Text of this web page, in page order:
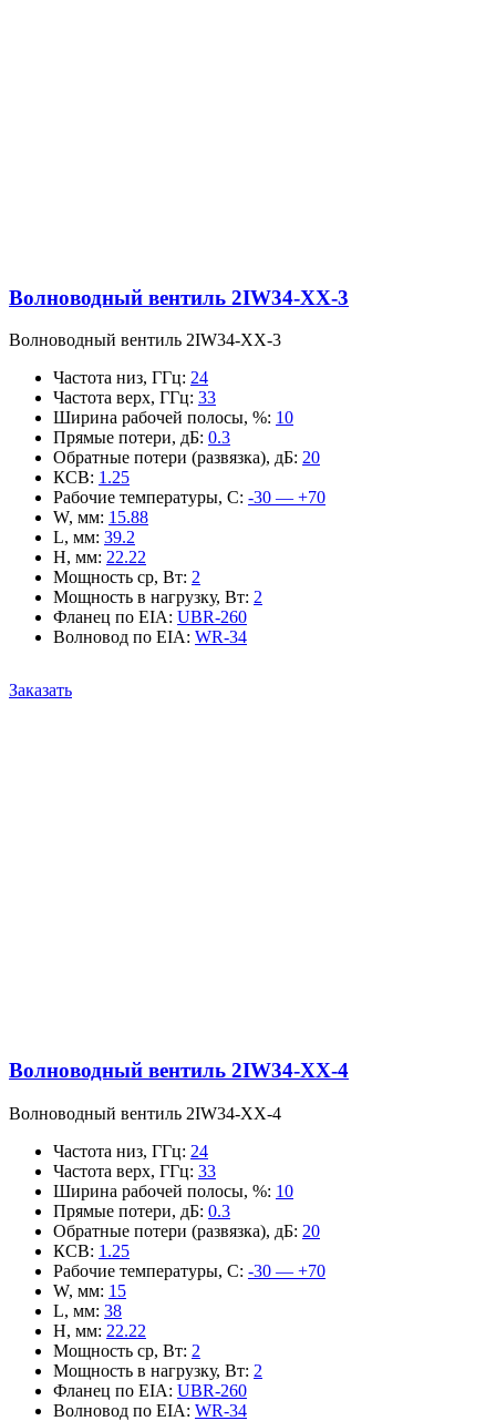
Волноводный вентиль 2IW34-XX-3
Волноводный вентиль 2IW34-XX-3
Частота низ, ГГц: 24
Частота верх, ГГц: 33
Ширина рабочей полосы, %: 10
Прямые потери, дБ: 0.3
Обратные потери (развязка), дБ: 20
КСВ: 1.25
Рабочие температуры, С: -30 — +70
W, мм: 15.88
L, мм: 39.2
H, мм: 22.22
Мощность ср, Вт: 2
Мощность в нагрузку, Вт: 2
Фланец по EIA: UBR-260
Волновод по EIA: WR-34
Заказать
Волноводный вентиль 2IW34-XX-4
Волноводный вентиль 2IW34-XX-4
Частота низ, ГГц: 24
Частота верх, ГГц: 33
Ширина рабочей полосы, %: 10
Прямые потери, дБ: 0.3
Обратные потери (развязка), дБ: 20
КСВ: 1.25
Рабочие температуры, С: -30 — +70
W, мм: 15
L, мм: 38
H, мм: 22.22
Мощность ср, Вт: 2
Мощность в нагрузку, Вт: 2
Фланец по EIA: UBR-260
Волновод по EIA: WR-34